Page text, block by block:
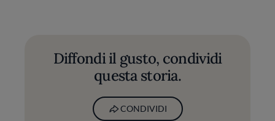
Diffondi il gusto, condividi
questa storia.
CONDIVIDI